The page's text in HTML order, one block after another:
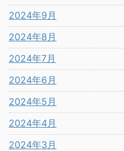
2024年9月
2024年8月
2024年7月
2024年6月
2024年5月
2024年4月
2024年3月